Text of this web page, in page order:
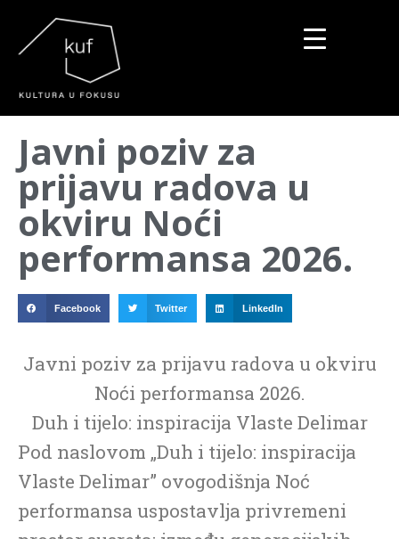
Javni poziv za
prijavu radova u
okviru Noći
performansa 2026.
Facebook Twitter LinkedIn
Javni poziv za prijavu radova u okviru
Noći performansa 2026.
Duh i tijelo: inspiracija Vlaste Delimar
Pod naslovom „Duh i tijelo: inspiracija
Vlaste Delimar” ovogodišnja Noć
performansa uspostavlja privremeni
▼
▼